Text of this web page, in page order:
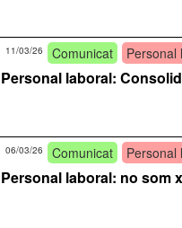
Comunicat Personal
11/03/26
Personal laboral:
Comunicat Personal
06/03/26
Personal laboral: no som